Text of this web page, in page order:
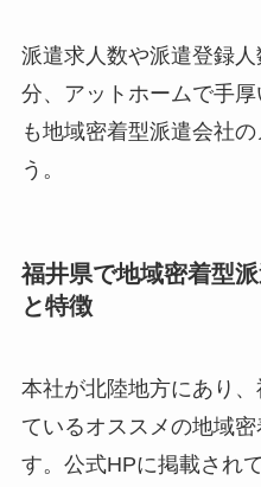
派遣求人数や派遣登録
分、アットホームで手
も地域密着型派遣会社
う。
福井県で地域密着型
と特徴
本社が北陸地方にあり
ているオススメの地域
す。公式HPに掲載され